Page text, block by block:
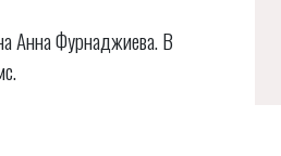
Анна Фурнаджиева. В